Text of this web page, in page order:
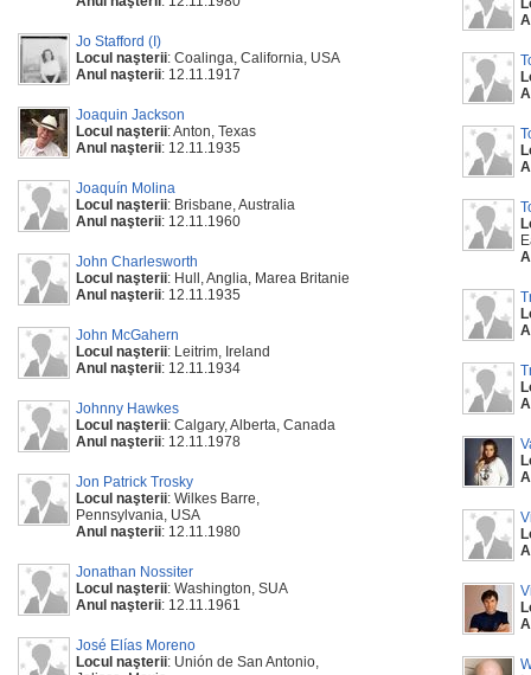
Jo Stafford (I)
Locul naşterii: Coalinga, California, USA
Anul naşterii: 12.11.1917
Joaquin Jackson
Locul naşterii: Anton, Texas
Anul naşterii: 12.11.1935
Joaquín Molina
Locul naşterii: Brisbane, Australia
Anul naşterii: 12.11.1960
John Charlesworth
Locul naşterii: Hull, Anglia, Marea Britanie
Anul naşterii: 12.11.1935
John McGahern
Locul naşterii: Leitrim, Ireland
Anul naşterii: 12.11.1934
Johnny Hawkes
Locul naşterii: Calgary, Alberta, Canada
Anul naşterii: 12.11.1978
Jon Patrick Trosky
Locul naşterii: Wilkes Barre,
Pennsylvania, USA
Anul naşterii: 12.11.1980
Jonathan Nossiter
Locul naşterii: Washington, SUA
Anul naşterii: 12.11.1961
José Elías Moreno
Locul naşterii: Unión de San Antonio,